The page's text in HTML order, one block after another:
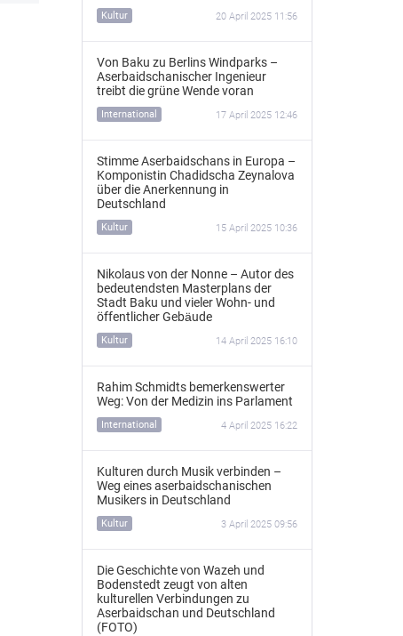
Kultur 20 April 2025 11:56
Von Baku zu Berlins Windparks –
Aserbaidschanischer Ingenieur
treibt die grüne Wende voran
International 17 April 2025 12:46
Stimme Aserbaidschans in Europa –
Komponistin Chadidscha Zeynalova
über die Anerkennung in
Deutschland
Kultur 15 April 2025 10:36
Nikolaus von der Nonne – Autor des
bedeutendsten Masterplans der
Stadt Baku und vieler Wohn- und
öffentlicher Gebäude
Kultur 14 April 2025 16:10
Rahim Schmidts bemerkenswerter
Weg: Von der Medizin ins Parlament
International 4 April 2025 16:22
Kulturen durch Musik verbinden –
Weg eines aserbaidschanischen
Musikers in Deutschland
Kultur 3 April 2025 09:56
Die Geschichte von Wazeh und
Bodenstedt zeugt von alten
kulturellen Verbindungen zu
Aserbaidschan und Deutschland
(FOTO)